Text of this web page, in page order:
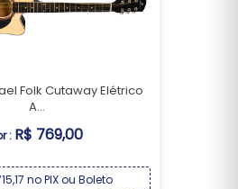
Folk Cutaway Elétrico
A...
: R$ 769,00
no PIX ou Boleto